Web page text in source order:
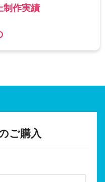
制作実績
ご購入